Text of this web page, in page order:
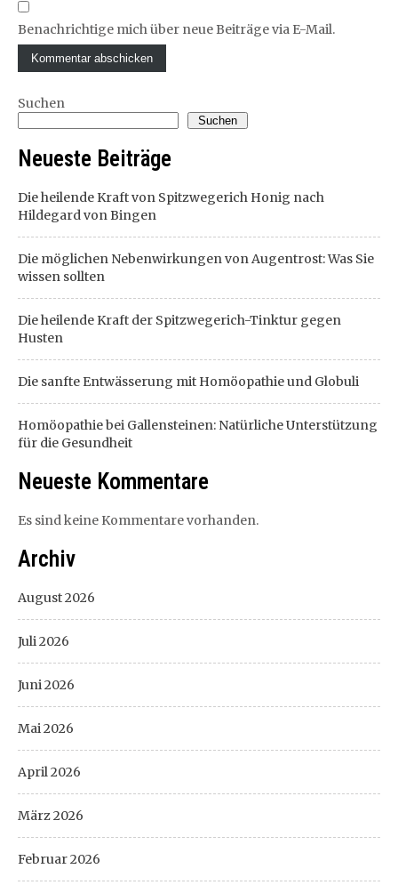
Benachrichtige mich über neue Beiträge via E-Mail.
Suchen
Suchen
Neueste Beiträge
Die heilende Kraft von Spitzwegerich Honig nach
Hildegard von Bingen
Die möglichen Nebenwirkungen von Augentrost: Was Sie
wissen sollten
Die heilende Kraft der Spitzwegerich-Tinktur gegen
Husten
Die sanfte Entwässerung mit Homöopathie und Globuli
Homöopathie bei Gallensteinen: Natürliche Unterstützung
für die Gesundheit
Neueste Kommentare
Es sind keine Kommentare vorhanden.
Archiv
August 2026
Juli 2026
Juni 2026
Mai 2026
April 2026
März 2026
Februar 2026